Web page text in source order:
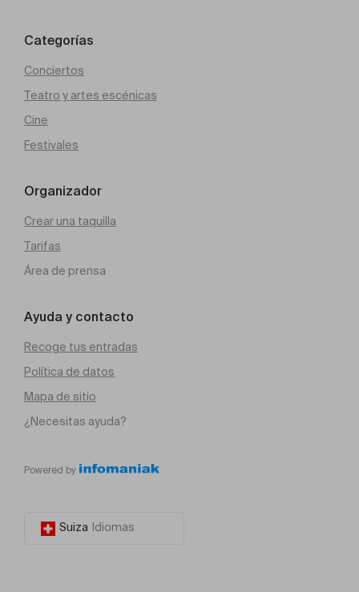
Categorías
Conciertos
Teatro y artes escénicas
Cine
Festivales
Organizador
Crear una taquilla
Tarifas
Área de prensa
Ayuda y contacto
Recoge tus entradas
Política de datos
Mapa de sitio
¿Necesitas ayuda?
Powered by
Suiza Idiomas